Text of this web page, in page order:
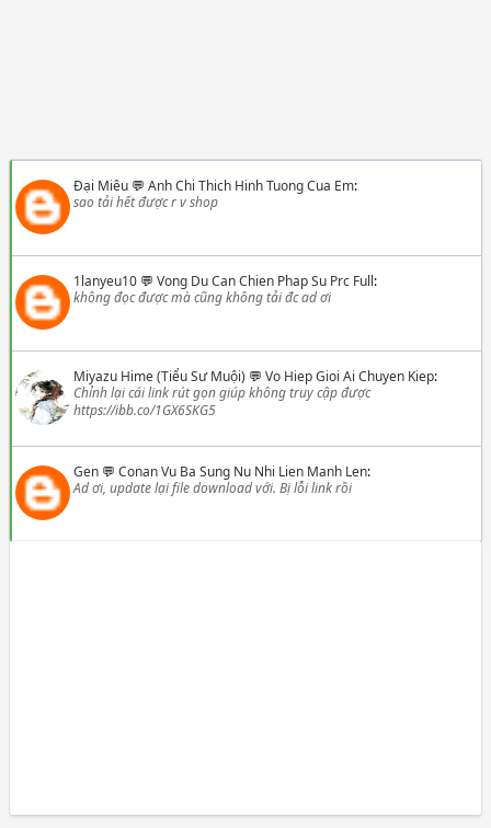
Đại Miêu💬 Anh Chi Thich Hinh Tuong Cua Em:
sao tải hết được r v shop
1lanyeu10💬 Vong Du Can Chien Phap Su Prc Full:
không đọc được mà cũng không tải đc ad ơi
Miyazu Hime (Tiểu Sư Muội) 💬 Vo Hiep Gioi Ai Chuyen Kiep:
Chỉnh lại cái link rút gọn giúp không truy cập được
https://ibb.co/1GX6SKG5
Gen💬 Conan Vu Ba Sung Nu Nhi Lien Manh Len:
Ad ơi, update lại file download với. Bị lỗi link rồi